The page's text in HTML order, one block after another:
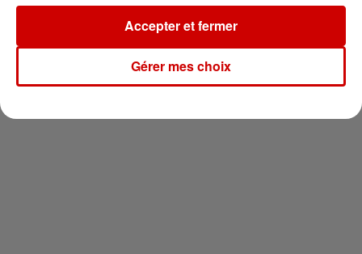
Newsletter
Gérer mes choix
Accepter et fermer